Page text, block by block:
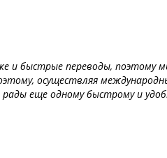
и быстрые переводы, поэтому
осуществляя
еще одному быстрому и